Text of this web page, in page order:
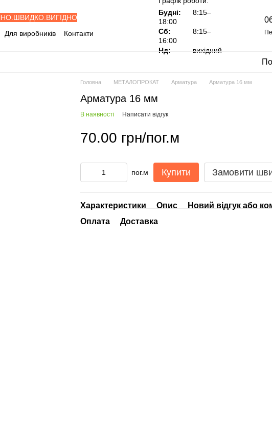
Для виробників
Контакти
Будні:
8:15–
18:00
Сб:
8:15–
16:00
Нд:
вихідний
Головна МЕТАЛОПРОКАТ Арматура Арматура 16 мм
Арматура 16 мм
В наявності Написати відгук
70.00 грн/пог.м
пог.м Купити Замовити
Характеристики Опис
Новий відгук або
Оплата
Доставка